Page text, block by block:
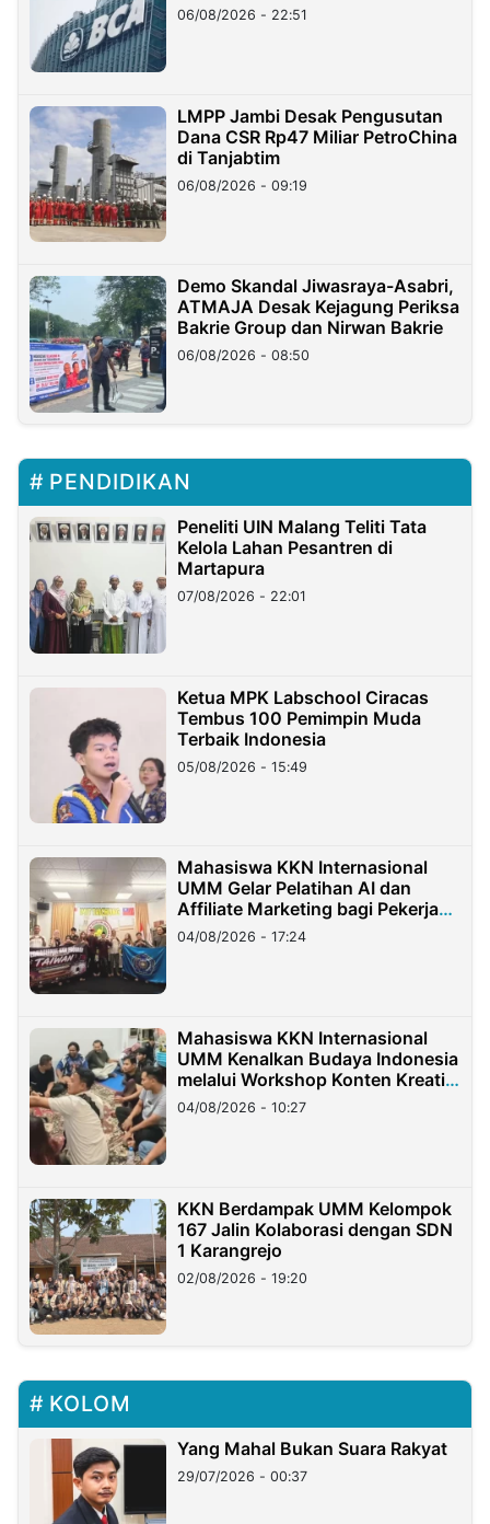
06/08/2026 - 22:51
LMPP Jambi Desak Pengusutan
Dana CSR Rp47 Miliar PetroChina
di Tanjabtim
06/08/2026 - 09:19
Demo Skandal Jiwasraya-Asabri,
ATMAJA Desak Kejagung Periksa
Bakrie Group dan Nirwan Bakrie
06/08/2026 - 08:50
PENDIDIKAN
Peneliti UIN Malang Teliti Tata
Kelola Lahan Pesantren di
Martapura
07/08/2026 - 22:01
Ketua MPK Labschool Ciracas
Tembus 100 Pemimpin Muda
Terbaik Indonesia
05/08/2026 - 15:49
Mahasiswa KKN Internasional
UMM Gelar Pelatihan AI dan
Affiliate Marketing bagi Pekerja
Migran Indonesia di Taiwan
04/08/2026 - 17:24
Mahasiswa KKN Internasional
UMM Kenalkan Budaya Indonesia
melalui Workshop Konten Kreatif
di Taiwan
04/08/2026 - 10:27
KKN Berdampak UMM Kelompok
167 Jalin Kolaborasi dengan SDN
1 Karangrejo
02/08/2026 - 19:20
KOLOM
Yang Mahal Bukan Suara Rakyat
29/07/2026 - 00:37